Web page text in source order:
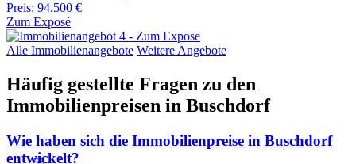
Preis: 94.500 €
Zum Exposé
Alle Immobilienangebote Weitere Angebote
Häufig gestellte Fragen zu den
Immobilienpreisen in Buschdorf
Wie haben sich die Immobilienpreise in Buschdorf
entwickelt?